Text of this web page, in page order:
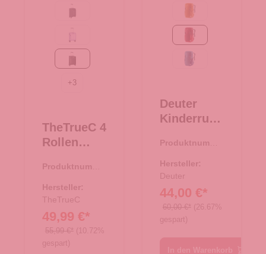
Black
Flieder
black/rose
+3
TheTrueC 4
Rollen
Superlight
55cm
Kopenhage
n
black/rose
Produktnumme
Hersteller:
TheTrueC
49,99 €*
55,99 €* (10.72%
gespart)
maple-amber
masala-cherry
wave-nightblue
Deuter
Kinderruck
Junior
masala-
cherry
Produktnumme
Hersteller:
Deuter
44,00 €*
60,00 €* (26.67%
gespart)